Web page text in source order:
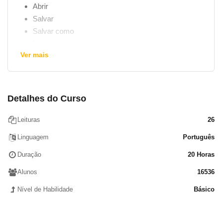
Abrir
Salvar
Salvar como
Exportar
Novos documentos com Layouts pré-habilitados
Atalhos úteis
Grupo é chamado de Área de Transferência
Grupo: Slides
Grupo: Desenho
Ver mais
Detalhes do Curso
Leituras 26
Linguagem Português
Duração 20 Horas
Alunos 16536
Nível de Habilidade Básico